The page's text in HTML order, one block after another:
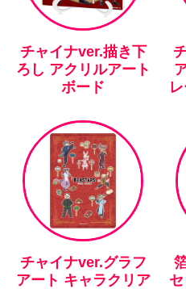
チャイナver.描き下
ろし アクリルアート
ボード
チャイナver.グラフ
アート キャラクリア